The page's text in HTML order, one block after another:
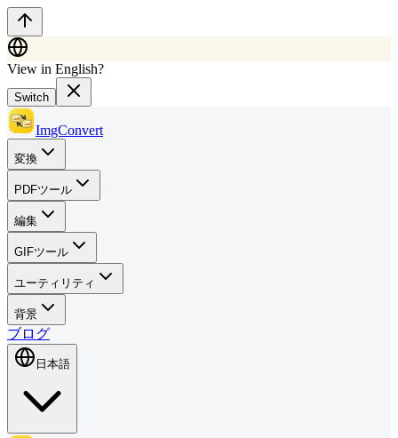
View in English?
Switch
ImgConvert
変換
PDFツール
編集
GIFツール
ユーティリティ
背景
ブログ
日本語